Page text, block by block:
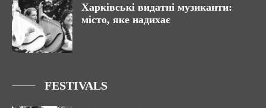
Харківські видатні музиканти:
місто, яке надихає
FESTIVALS